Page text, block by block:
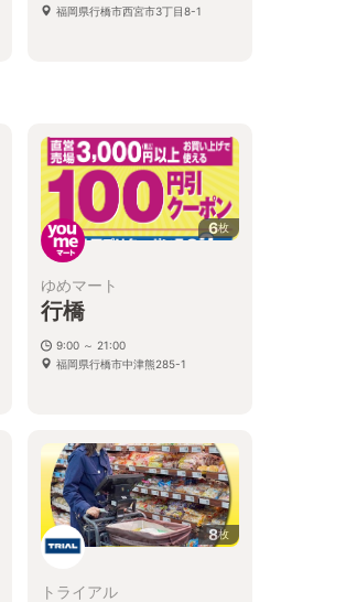
福岡県行橋市西宮市3丁目8-1
6枚
ゆめマート
行橋
9:00 ～ 21:00
福岡県行橋市中津熊285-1
8枚
トライアル